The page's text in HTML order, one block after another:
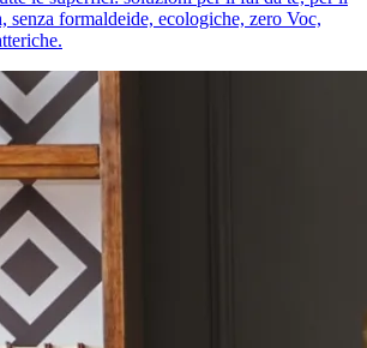
senza formaldeide, ecologiche, zero Voc,